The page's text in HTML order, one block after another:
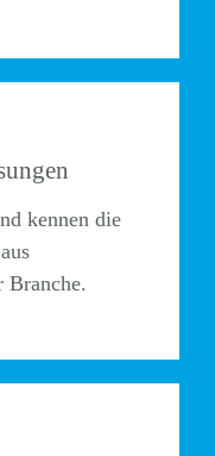
kennen die
Branche.